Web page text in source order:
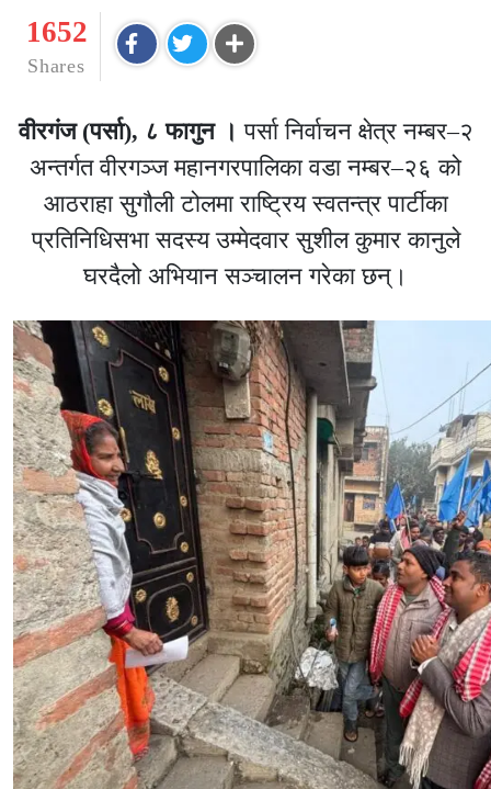
1652
Shares
वीरगंज (पर्सा), ८ फागुन ।पर्सा निर्वाचन क्षेत्र नम्बर–२
अन्तर्गत वीरगञ्ज महानगरपालिका वडा नम्बर–२६ को
आठराहा सुगौली टोलमा राष्ट्रिय स्वतन्त्र पार्टीका
प्रतिनिधिसभा सदस्य उम्मेदवार सुशील कुमार कानुले
घरदैलो अभियान सञ्चालन गरेका छन्।